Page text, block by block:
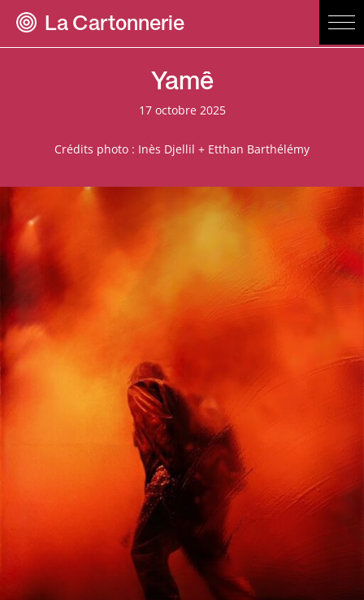
La Cartonnerie
Yamê
17 octobre 2025
Crédits photo : Inès Djellil + Etthan Barthélémy